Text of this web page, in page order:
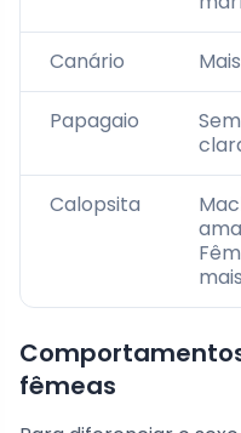
Canário
Papagaio
Calopsita
fêmeas